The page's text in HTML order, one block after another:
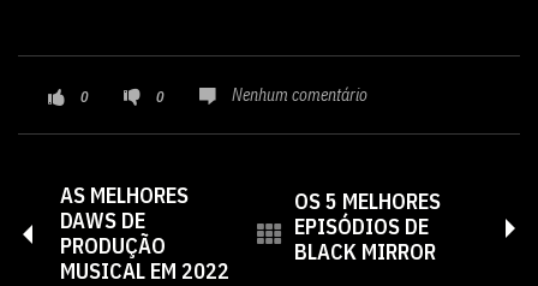
0 0 Nenhum comentário
AS MELHORES
DAWS DE
PRODUÇÃO
MUSICAL EM 2022
OS 5 MELHORES
EPISÓDIOS DE
BLACK MIRROR